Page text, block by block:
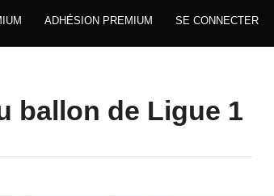
ADHÉSION PREMIUM SE CONNECTER
ballon de Ligue 1